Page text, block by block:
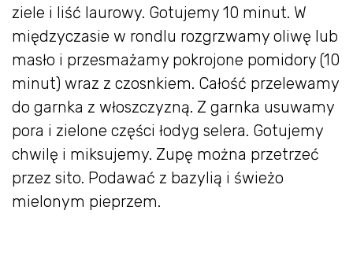
ziele i liść laurowy. Gotujemy 10 minut. W
międzyczasie w rondlu rozgrzwamy oliwę lub
masło i przesmażamy pokrojone pomidory (10
minut) wraz z czosnkiem. Całość przelewamy
do garnka z włoszczyzną. Z garnka usuwamy
pora i zielone części łodyg selera. Gotujemy
chwilę i miksujemy. Zupę można przetrzeć
przez sito. Podawać z bazylią i świeżo
mielonym pieprzem.